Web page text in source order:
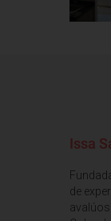
Issa
de